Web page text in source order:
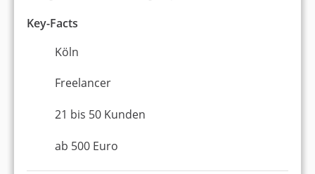
Key-Facts
Köln
Freelancer
21 bis 50 Kunden
ab 500 Euro